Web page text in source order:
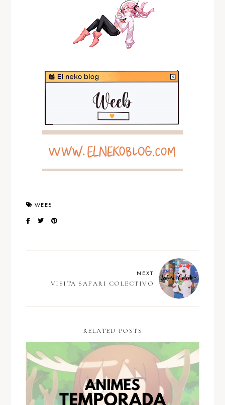
WEEB
NEXT
VISITA SAFARI COLECTIVO
RELATED POSTS